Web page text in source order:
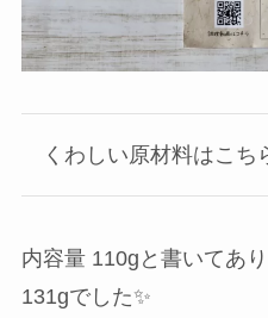
くわしい原材料はこち
内容量 110gと書いてあ
131gでした✨